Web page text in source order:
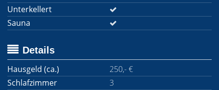
Unterkellert
Sauna
Details
Hausgeld (ca.)
250,- €
Schlafzimmer
3